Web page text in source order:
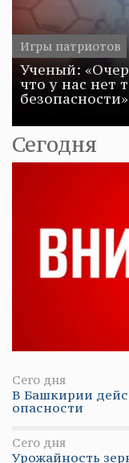
Игры патриотов
Ученый:
что у нас нет
безопасности»
Сегодня
Сего дня
В Башкирии
опасности
Сего дня
Урожайность